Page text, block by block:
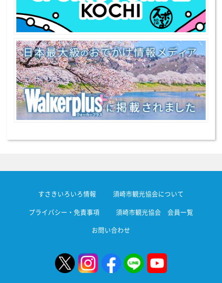
すさきいろいろ情報 須崎市観光協会について
プライバシー・免責事項 須崎市観光協会 会員一覧
お問い合わせ